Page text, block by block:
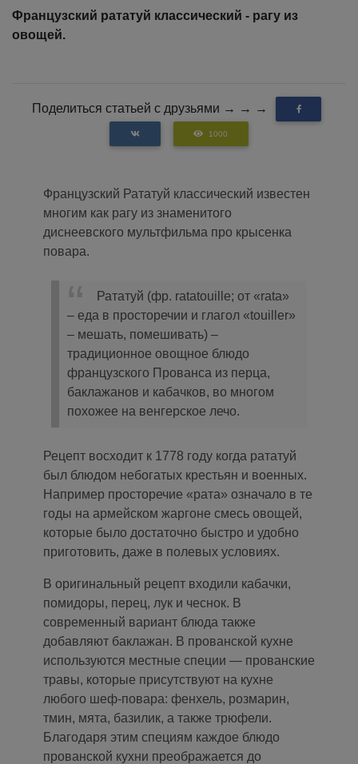
Французский рататуй классический - рагу из
овощей.
Поделиться статьей с друзьями → → →
1000
Французский Рататуй классический известен
многим как рагу из знаменитого
диснеевского мультфильма про крысенка
повара.
Рататуй (фр. ratatouille; от «rata»
– еда в просторечии и глагол «touiller»
– мешать, помешивать) –
традиционное овощное блюдо
французского Прованса из перца,
баклажанов и кабачков, во многом
похожее на венгерское лечо.
Рецепт восходит к 1778 году когда рататуй
был блюдом небогатых крестьян и военных.
Например просторечие «рата» означало в те
годы на армейском жаргоне смесь овощей,
которые было достаточно быстро и удобно
приготовить, даже в полевых условиях.
В оригинальный рецепт входили кабачки,
помидоры, перец, лук и чеснок. В
современный вариант блюда также
добавляют баклажан. В прованской кухне
используются местные специи — прованские
травы, которые присутствуют на кухне
любого шеф-повара: фенхель, розмарин,
тмин, мята, базилик, а также трюфели.
Благодаря этим специям каждое блюдо
прованской кухни преображается до